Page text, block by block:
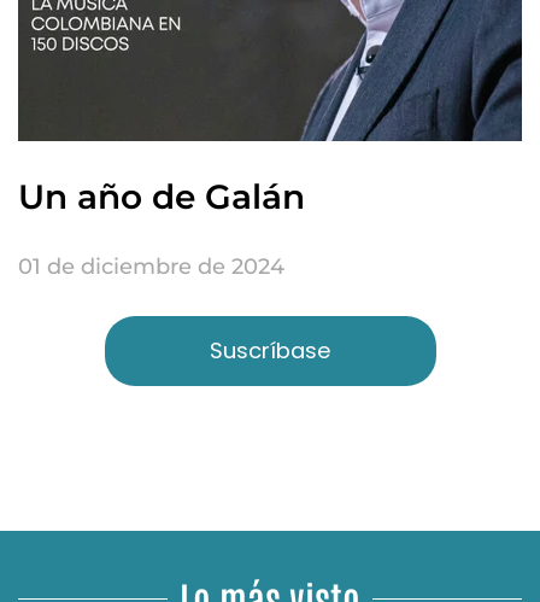
Un año de Galán
01 de diciembre de 2024
Suscríbase